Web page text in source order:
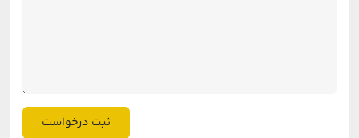
ثبت درخواست